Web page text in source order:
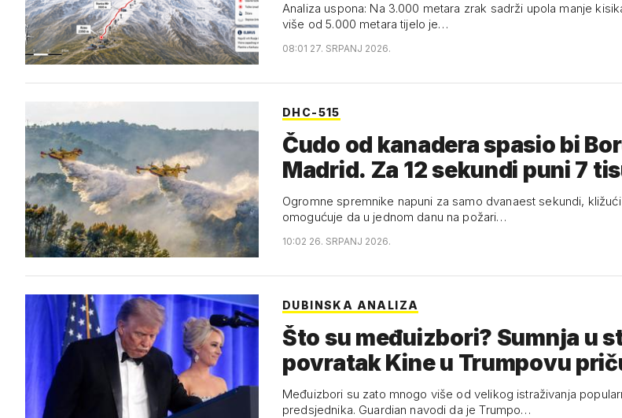
Analiza uspona: Na 3.000 metara zrak sadrži upola manje
više od 5.000 metara tijelo je…
08:01 27. SRPANJ 2026.
DHC-515
Čudo od kanadera spasio bi
Madrid. Za 12 sekundi puni 7
Ogromne spremnike napuni za samo dvanaest sekundi,
omogućuje da u jednom danu na požari…
10:02 26. SRPANJ 2026.
DUBINSKA ANALIZA
Što su međuizbori? Sumnja u
povratak Kine u Trumpovu
Međuizbori su zato mnogo više od velikog istraživanja
predsjednika. Guardian navodi da je Trumpo…